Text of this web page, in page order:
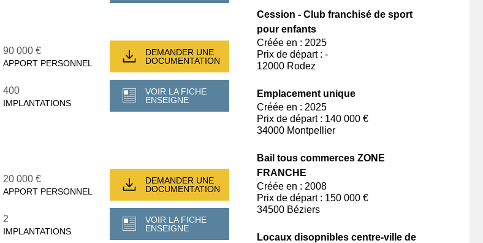
90 000 €
APPORT PERSONNEL
400
IMPLANTATIONS
DEMANDER UNE
DOCUMENTATION
VOIR LA FICHE
ENSEIGNE
20 000 €
APPORT PERSONNEL
2
IMPLANTATIONS
DEMANDER UNE
DOCUMENTATION
VOIR LA FICHE
ENSEIGNE
Cession - Club franchisé de sport
pour enfants
Créée en : 2025
Prix de départ : -
12000 Rodez
Emplacement unique
Créée en : 2025
Prix de départ : 140 000 €
34000 Montpellier
Bail tous commerces ZONE
FRANCHE
Créée en : 2008
Prix de départ : 150 000 €
34500 Béziers
Locaux disopnibles centre-ville de